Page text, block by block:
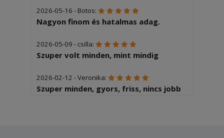
2026-05-16 - Botos:
Nagyon finom és hatalmas adag.
2026-05-09 - csilla:
Szuper volt minden, mint mindig
2026-02-12 - Veronika:
Szuper minden, gyors, friss, nincs jobb